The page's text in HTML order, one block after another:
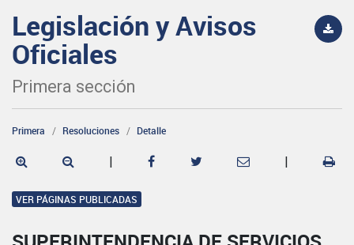
Legislación y Avisos
Oficiales
Primera sección
Primera Resoluciones Detalle
| |
VER PÁGINAS PUBLICADAS